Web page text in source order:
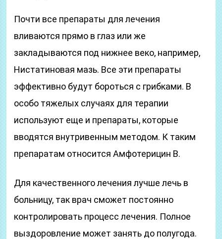
Почти все препараты для лечения
вливаются прямо в глаз или же
закладываются под нижнее веко, например,
Нистатиновая мазь. Все эти препараты
эффективно будут бороться с грибками. В
особо тяжелых случаях для терапии
используют еще и препараты, которые
вводятся внутривенным методом. К таким
препаратам относится Амфотерицин В.
Для качественного лечения лучше лечь в
больницу, так врач сможет постоянно
контролировать процесс лечения. Полное
выздоровление может занять до полугода.